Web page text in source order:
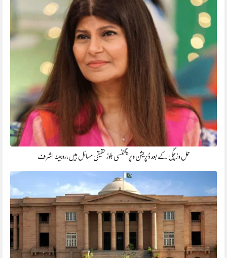
حمل و زچگی کے بعد ڈپریشن و پریگننسی بلوز حقیقی مسائل ہیں،روبینہ اشرف